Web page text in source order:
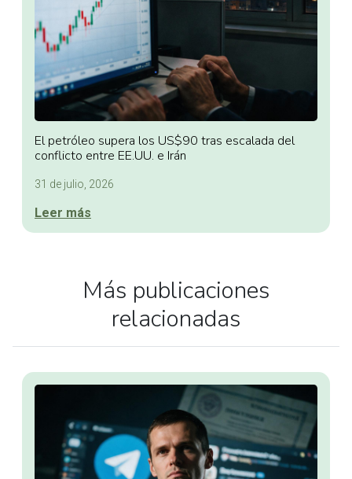
El petróleo supera los US$90 tras escalada del
conflicto entre EE.UU. e Irán
31 de julio, 2026
Leer más
Más publicaciones
relacionadas